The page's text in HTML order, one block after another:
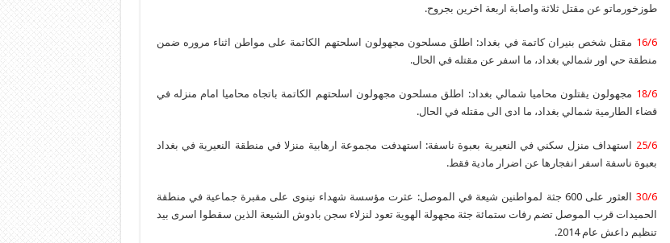
طوزخورماتو عن مقتل ثلاثة واصابة اربعة اخرين بجروح.
16/6 مقتل شخص بنيران كاتمة في بغداد: اطلق مسلحون مجهولون اسلحتهم الكاتمة على مواطن اثناء مروره ضمن
منطقة حي اور شمالي بغداد، ما اسفر عن مقتله في الحال.
18/6 مجهولون يقتلون محاميا شمالي بغداد: اطلق مسلحون مجهولون اسلحتهم الكاتمة باتجاه محاميا امام منزله في
قضاء الطارمية شمالي بغداد، ما ادى الى مقتله في الحال.
25/6 استهداف منزل سكني في النعيرية بعبوة ناسفة: استهدفت مجموعة ارهابية منزلا في منطقة النعيرية في بغداد
بعبوة ناسفة اسفر انفجارها عن اضرار مادية فقط.
30/6
العثور على 600 جثة لمواطنين شيعة في الموصل: عثرت مؤسسة شهداء نينوى على مقبرة جماعية في منطقة
الحميدات قرب الموصل تضم رفات ستمائة جثة مجهولة الهوية تعود لنزلاء سجن بادوش الشيعة الذين سقطوا اسرى بيد
تنظيم داعش عام 2014.